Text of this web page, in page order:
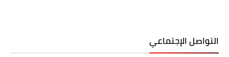
التواصل الإجتماعي